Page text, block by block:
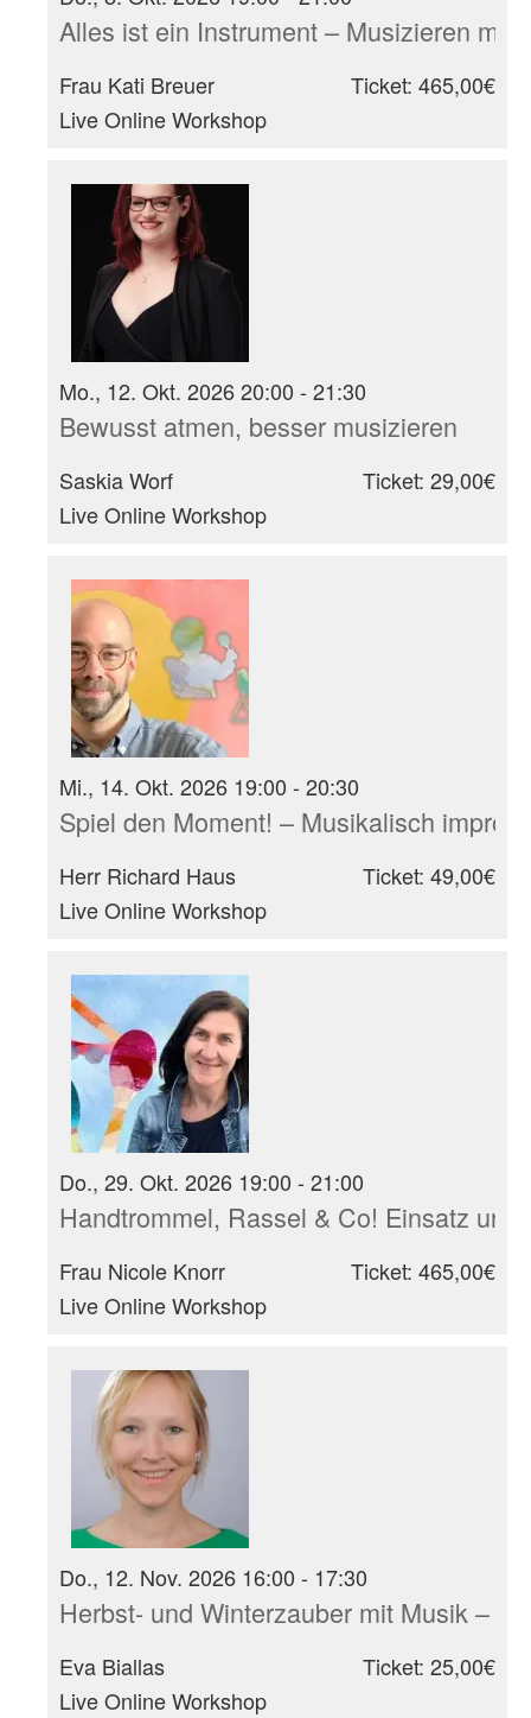
Alles ist ein Instrument – Musizieren mit
Frau Kati Breuer
Live Online Workshop
Ticket: 465,00€
Mo., 12. Okt. 2026 20:00 - 21:30
Bewusst atmen, besser musizieren
Saskia Worf
Live Online Workshop
Ticket: 29,00€
Mi., 14. Okt. 2026 19:00 - 20:30
Spiel den Moment! – Musikalisch
Herr Richard Haus
Live Online Workshop
Ticket: 49,00€
Do., 29. Okt. 2026 19:00 - 21:00
Handtrommel, Rassel & Co! Einsatz
Frau Nicole Knorr
Live Online Workshop
Ticket: 465,00€
Do., 12. Nov. 2026 16:00 - 17:30
Herbst- und Winterzauber mit Musik –
Eva Biallas
Live Online Workshop
Ticket: 25,00€